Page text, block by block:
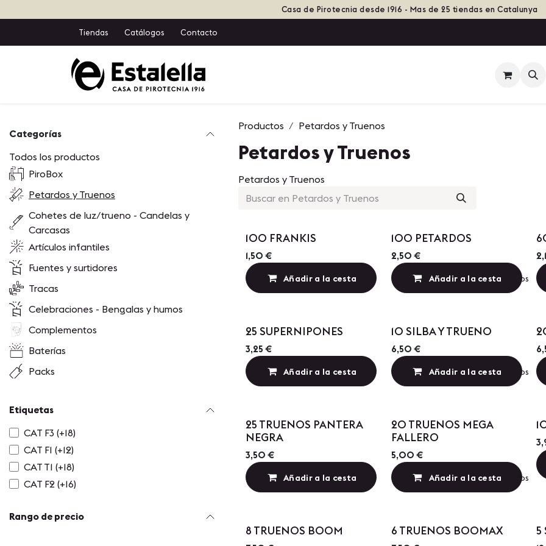
Casa de Pirotecnia desde 1916 - Mas de 25 tiendas en Catalunya
Tiendas Catálogos Contacto
Categorías
Todos los productos
PiroBox
Petardos y Truenos
Cohetes de luz/trueno - Candelas y
Carcasas
Artículos infantiles
Fuentes y surtidores
Tracas
Celebraciones - Bengalas y humos
Complementos
Baterías
Packs
Etiquetas
CAT F3 (+18)
CAT F1 (+12)
CAT T1 (+18)
CAT F2 (+16)
Rango de precio
Productos Petardos y Truenos
Petardos y Truenos
Petardos y Truenos
Precio por Cantidad
100 FRANKIS
1,50 €
Añadir a la cesta Añadir a lista de deseos
Precio por Cantidad
100 PETARDOS
2,50 €
Añadir a la cesta
Precio por Cantidad
25 SUPERNIPONES
3,25 €
Añadir a la cesta Añadir a lista de deseos
Precio por Cantidad
10 SILBA Y TRUENO
6,50 €
Añadir a la cesta
Precio por Cantidad
25 TRUENOS PANTERA
NEGRA
3,50 €
Añadir a la cesta Añadir a lista de deseos
Precio por Cantidad
20 TRUENOS MEGA
FALLERO
5,00 €
Añadir a la cesta
8 TRUENOS BOOM 6 TRUENOS BOOMAX 5